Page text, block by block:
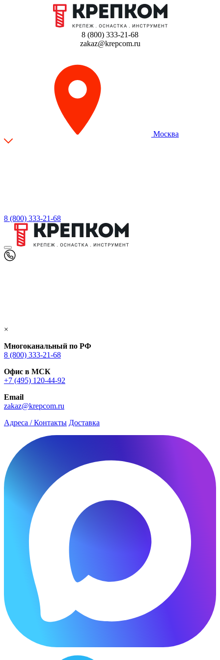
8 (800) 333-21-68
zakaz@krepcom.ru
Москва
8 (800) 333-21-68
×
Многоканальный по РФ
8 (800) 333‑21-68
Офис в МСК
+7 (495) 120-44-92
Email
zakaz@krepcom.ru
Адреса / Контакты Доставка